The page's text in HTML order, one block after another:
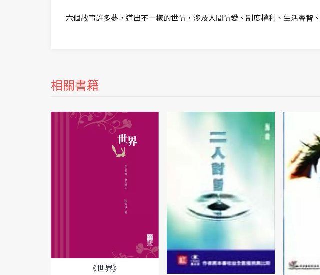
六個故事許多夢，道出不一樣的世情，涉及人間情愛、制度權利、生活睿
相關書籍
《世界》